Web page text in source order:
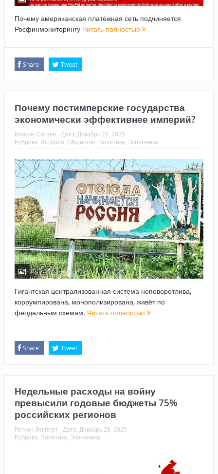
Почему американская платёжная сеть подчиняется
Росфинмониторингу Читать полностью
Share Tweet
Почему постимперские государства
экономически эффективнее империй?
Камиль Сагаев Дата: Декабрь 29, 2025
Рубрика: История, Общество, Политика, Экономика
Гигантская централизованная система неповоротлива,
коррумпирована, монополизирована, живёт по
феодальным схемам. Читать полностью
Share Tweet
Недельные расходы на войну
превысили годовые бюджеты 75%
российских регионов
Регион.Эксперт Дата: Декабрь 28, 2025
Рубрика: Политика, Экономика